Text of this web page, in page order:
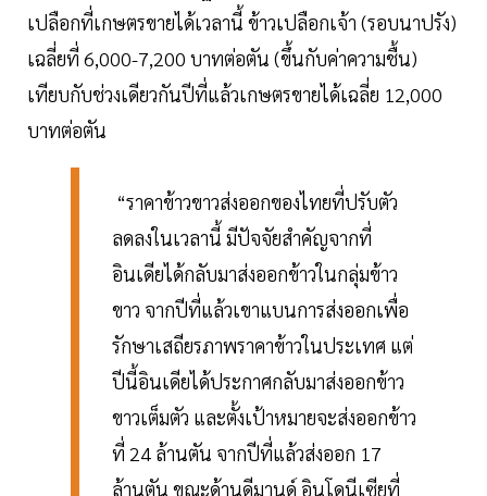
เปลือกที่เกษตรขายได้เวลานี้ ข้าวเปลือกเจ้า (รอบนาปรัง)
เฉลี่ยที่ 6,000-7,200 บาทต่อตัน (ขึ้นกับค่าความชื้น)
เทียบกับช่วงเดียวกันปีที่แล้วเกษตรขายได้เฉลี่ย 12,000
บาทต่อตัน
“ราคาข้าวขาวส่งออกของไทยที่ปรับตัว
ลดลงในเวลานี้ มีปัจจัยสำคัญจากที่
อินเดียได้กลับมาส่งออกข้าวในกลุ่มข้าว
ขาว จากปีที่แล้วเขาแบนการส่งออกเพื่อ
รักษาเสถียรภาพราคาข้าวในประเทศ แต่
ปีนี้อินเดียได้ประกาศกลับมาส่งออกข้าว
ขาวเต็มตัว และตั้งเป้าหมายจะส่งออกข้าว
ที่ 24 ล้านตัน จากปีที่แล้วส่งออก 17
ล้านตัน ขณะด้านดีมานด์ อินโดนีเซียที่